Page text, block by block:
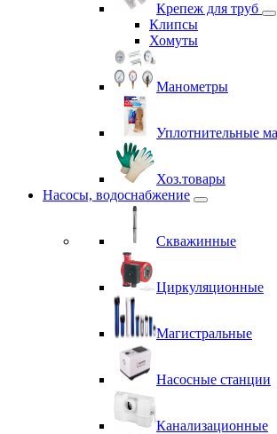
Крепеж для труб
Клипсы
Хомуты
Манометры
Уплотнительные
Хоз.товары
Насосы, водоснабжение
Скважинные
Циркуляционные
Магистральные
Насосные станции
Канализационные